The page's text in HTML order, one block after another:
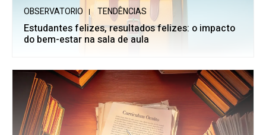
OBSERVATORIO TENDÊNCIAS
Estudantes felizes, resultados felizes: o impacto
do bem-estar na sala de aula